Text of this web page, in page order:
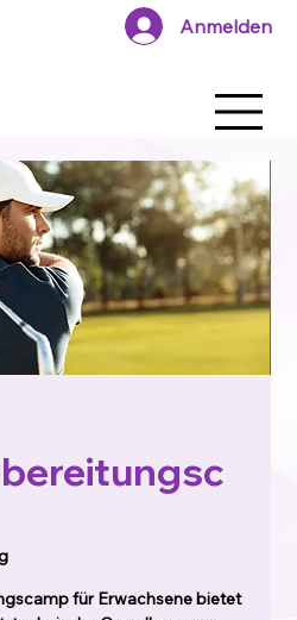
Anmelden
für Erwachsene bietet